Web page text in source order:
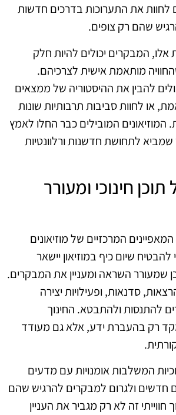
את התערוכות בדרכים חדשות
שהם רק צופים.
אלו, המבקרים יכולים להיות חלק
מותאמת אישית לצרכיהם.
להבין את ההיסטוריה של ממצאים
או לחוות סביבות תרבותיות שונות
המוזיאונים המובילים כבר החלו לאמץ
שמביא לתחושת חדשנות ורלוונטיות
חינוכי ומעורר
המאפיינים המרכזיים של מוזיאונים
שיום כיף במוזיאון יישאר
שמעורר השראה ומעניין את המבקרים.
סדנאות, ופעילויות יצירה
להתנסות ולהתבטא. החינוך
רק בהעברת ידע, אלא גם מעודד
המשלבות אומנויות עם מדעים
חדשים ולגרום למבקרים להרגיש שהם
זה לא רק מגביר את העניין